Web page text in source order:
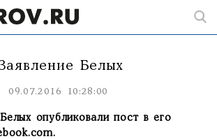
Белых
09.07.2016 10:28:00
опубликовали пост в его